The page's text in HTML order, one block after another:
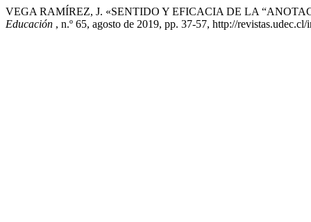
VEGA RAMÍREZ, J. «SENTIDO Y EFICACIA DE LA
Educación , n.º 65, agosto de 2019, pp. 37-57, http://